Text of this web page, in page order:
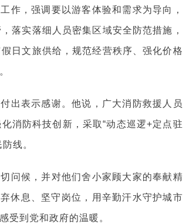
作，强调要以游客体验和需求为导向，
落实落细人员密集区域安全防范措施，
日文旅供给，规范经营秩序、强化价格
出表示感谢。他说，广大消防救援人员
消防科技创新，采取“动态巡逻+定点驻
线。
问候，并对他们舍小家顾大家的奉献精
休息、坚守岗位，用辛勤汗水守护城市
受到党和政府的温暖。